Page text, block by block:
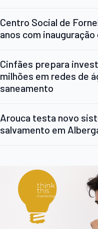
Centro Social de
anos com
Cinfães prepara
milhões em redes de
saneamento
Arouca testa novo
salvamento em